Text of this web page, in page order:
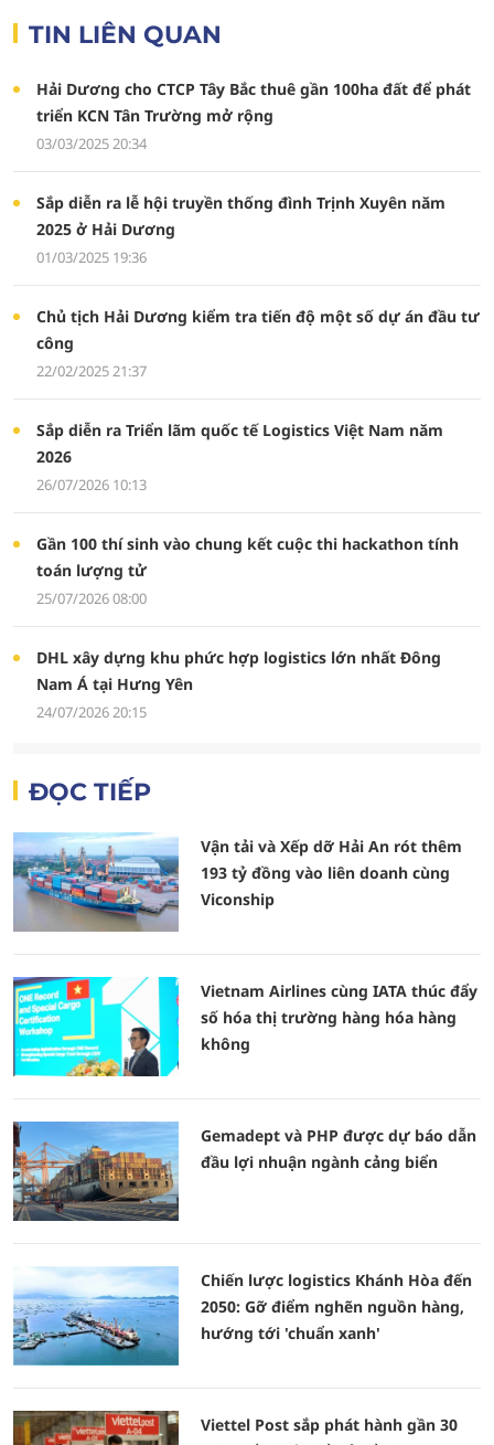
TIN LIÊN QUAN
Hải Dương cho CTCP Tây Bắc thuê gần 100ha đất để phát
triển KCN Tân Trường mở rộng
03/03/2025 20:34
Sắp diễn ra lễ hội truyền thống đình Trịnh Xuyên năm
2025 ở Hải Dương
01/03/2025 19:36
Chủ tịch Hải Dương kiểm tra tiến độ một số dự án đầu tư
công
22/02/2025 21:37
Sắp diễn ra Triển lãm quốc tế Logistics Việt Nam năm
2026
26/07/2026 10:13
Gần 100 thí sinh vào chung kết cuộc thi hackathon tính
toán lượng tử
25/07/2026 08:00
DHL xây dựng khu phức hợp logistics lớn nhất Đông
Nam Á tại Hưng Yên
24/07/2026 20:15
ĐỌC TIẾP
Vận tải và Xếp dỡ Hải An rót thêm
193 tỷ đồng vào liên doanh cùng
Viconship
Vietnam Airlines cùng IATA thúc đẩy
số hóa thị trường hàng hóa hàng
không
Gemadept và PHP được dự báo dẫn
đầu lợi nhuận ngành cảng biển
Chiến lược logistics Khánh Hòa đến
2050: Gỡ điểm nghẽn nguồn hàng,
hướng tới 'chuẩn xanh'
Viettel Post sắp phát hành gần 30